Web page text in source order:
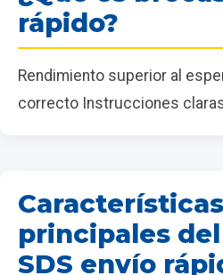
rápido?
Rendimiento superior al
correcto Instrucciones
Características
principales
SDS envío